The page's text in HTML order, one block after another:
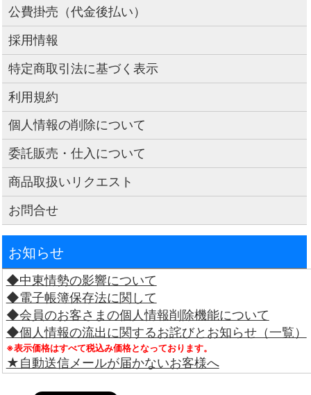
公費掛売（代金後払い）
採用情報
特定商取引法に基づく表示
利用規約
個人情報の削除について
委託販売・仕入について
商品取扱いリクエスト
お問合せ
お知らせ
◆中東情勢の影響について
◆電子帳簿保存法に関して
◆会員のお客さまの個人情報削除機能について
◆個人情報の流出に関するお詫びとお知らせ（一覧）
※表示価格はすべて税込み価格となっております。
★自動送信メールが届かないお客様へ